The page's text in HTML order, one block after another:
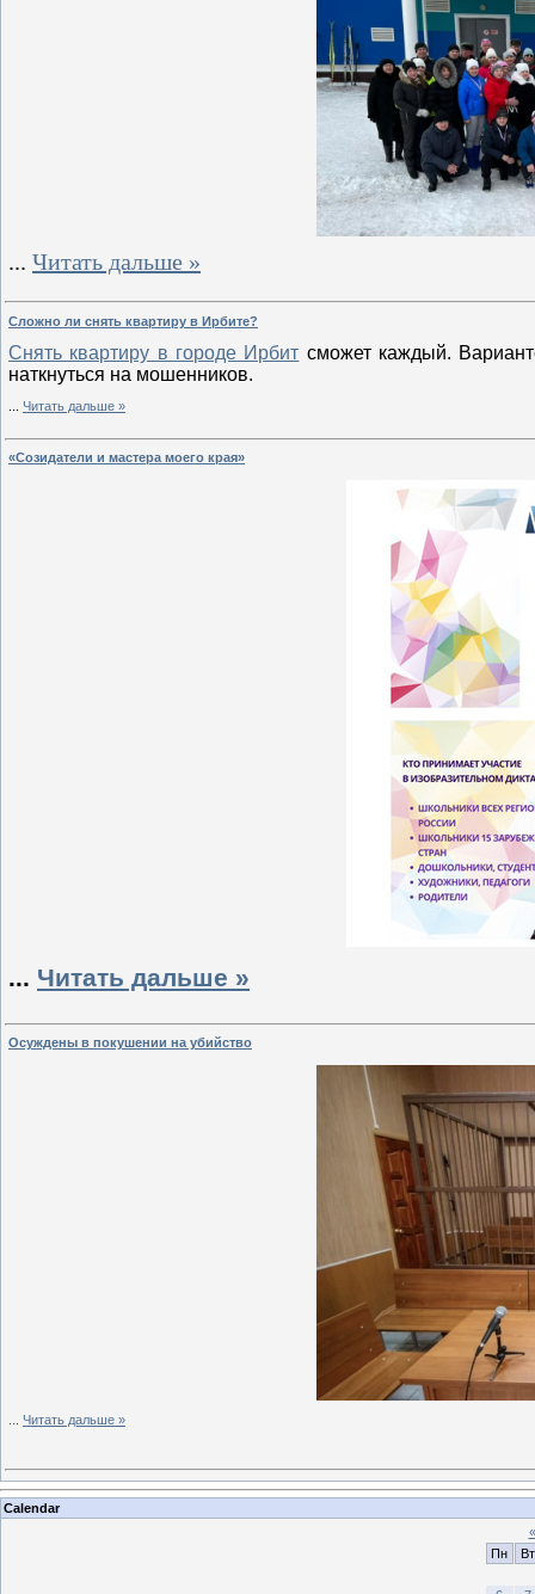
... Читать дальше »
Сложно ли снять квартиру в Ирбите?
Снять квартиру в городе Ирбит сможет каждый.
наткнуться на мошенников.
Читать дальше »
«Созидатели и мастера моего края»
... Читать дальше »
Осуждены в покушении на убийство
Читать дальше »
Calendar
«
Пн
Вт